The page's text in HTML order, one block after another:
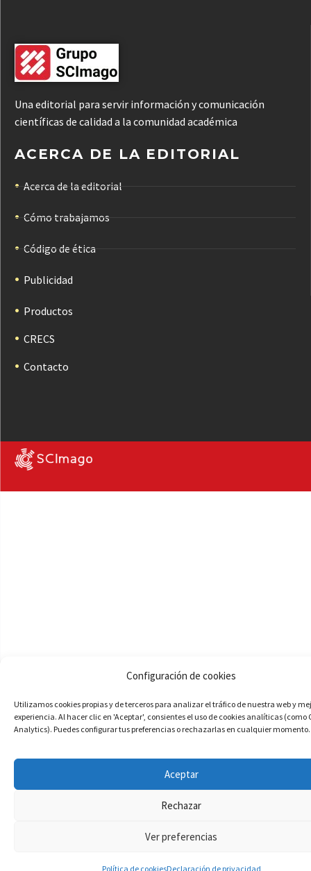
Configuración de cookies
Utilizamos cookies propias y de terceros para analizar el tráfico de nuestra web y
experiencia. Al hacer clic en 'Aceptar', consientes el uso de cookies analíticas (como
Analytics). Puedes configurar tus preferencias o rechazarlas en cualquier momento.
Aceptar
Rechazar
Ver preferencias
Política de cookies
Una editorial para servir información y comunicación
científicas de calidad a la comunidad académica
ACERCA DE LA EDITORIAL
Acerca de la editorial
Cómo trabajamos
Código de ética
Publicidad
Productos
CRECS
Contacto